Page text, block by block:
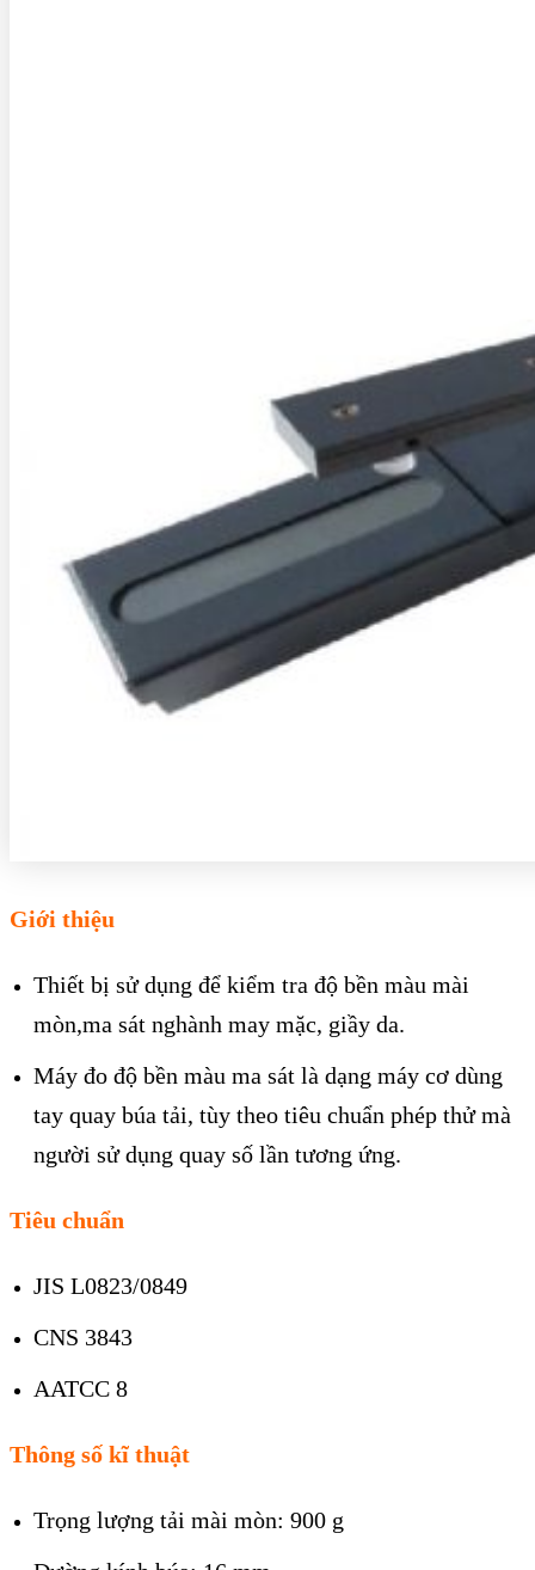
Giới thiệu
Thiết bị sử dụng để kiểm tra độ bền màu mài
mòn,ma sát nghành may mặc, giầy da.
Máy đo độ bền màu ma sát là dạng máy cơ dùng
tay quay búa tải, tùy theo tiêu chuẩn phép thử mà
người sử dụng quay số lần tương ứng.
Tiêu chuẩn
JIS L0823/0849
CNS 3843
AATCC 8
Thông số kĩ thuật
Trọng lượng tải mài mòn: 900 g